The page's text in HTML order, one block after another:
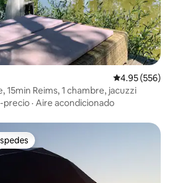
Calificación
4.95 (556)
15min Reims, 1 chambre, jacuzzi
precio · Aire acondicionado